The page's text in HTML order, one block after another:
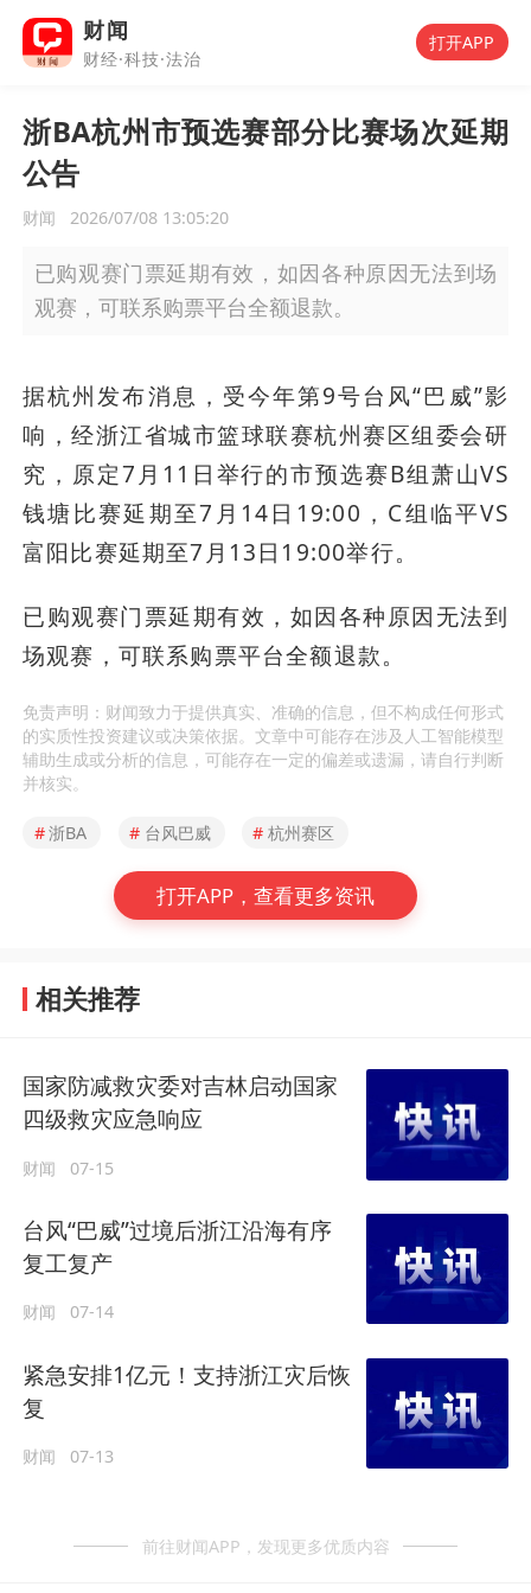
财闻
财经·科技·法治
打开APP
浙BA杭州市预选赛部分比赛场次延期
公告
财闻 2026/07/08 13:05:20
已购观赛门票延期有效，如因各种原因无法到场
观赛，可联系购票平台全额退款。
据杭州发布消息，受今年第9号台风“巴威”影
响，经浙江省城市篮球联赛杭州赛区组委会研
究，原定7月11日举行的市预选赛B组萧山VS
钱塘比赛延期至7月14日19:00，C组临平VS
富阳比赛延期至7月13日19:00举行。
已购观赛门票延期有效，如因各种原因无法到
场观赛，可联系购票平台全额退款。
免责声明：财闻致力于提供真实、准确的信息，但不构成任何形式
的实质性投资建议或决策依据。文章中可能存在涉及人工智能模型
辅助生成或分析的信息，可能存在一定的偏差或遗漏，请自行判断
并核实。
#浙BA # 台风巴威 # 杭州赛区
打开APP，查看更多资讯
相关推荐
国家防减救灾委对吉林启动国家
四级救灾应急响应
财闻 07-15
台风“巴威”过境后浙江沿海有序
复工复产
财闻 07-14
紧急安排1亿元！支持浙江灾后恢
复
财闻 07-13
前往财闻APP，发现更多优质内容